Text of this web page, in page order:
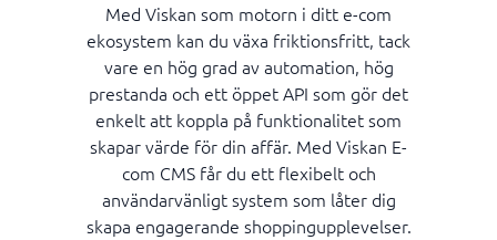
Med Viskan som motorn i ditt e-com
ekosystem kan du växa friktionsfritt, tack
vare en hög grad av automation, hög
prestanda och ett öppet API som gör det
enkelt att koppla på funktionalitet som
skapar värde för din affär. Med Viskan E-
com CMS får du ett flexibelt och
användarvänligt system som låter dig
skapa engagerande shoppingupplevelser.